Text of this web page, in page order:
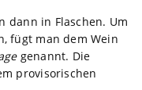
dann in Flaschen. Um
fügt man dem Wein
genannt. Die
provisorischen